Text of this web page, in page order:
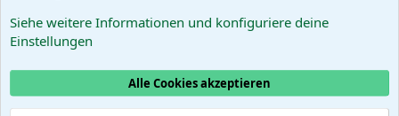
Siehe weitere Informationen und konfiguriere deine
Einstellungen
Alle Cookies akzeptieren